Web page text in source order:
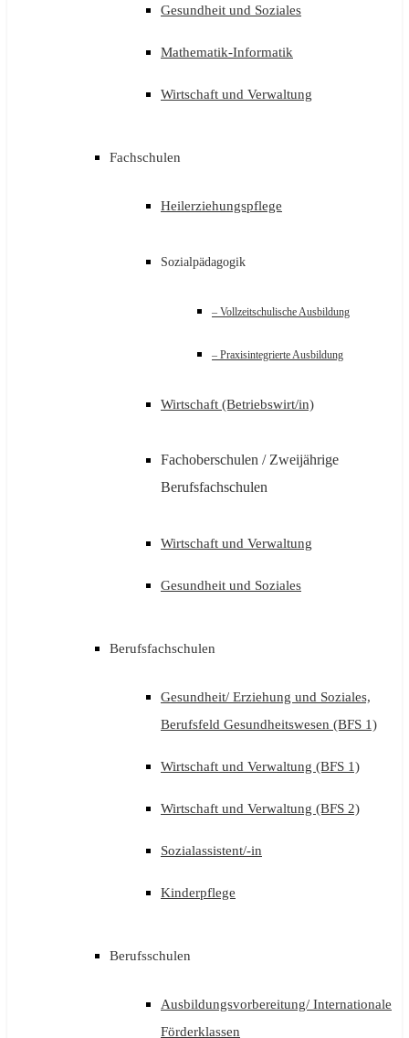
Gesundheit und Soziales
Mathematik-Informatik
Wirtschaft und Verwaltung
Fachschulen
Heilerziehungspflege
Sozialpädagogik
– Vollzeitschulische Ausbildung
– Praxisintegrierte Ausbildung
Wirtschaft (Betriebswirt/in)
Fachoberschulen / Zweijährige
Berufsfachschulen
Wirtschaft und Verwaltung
Gesundheit und Soziales
Berufsfachschulen
Gesundheit/ Erziehung und Soziales,
Berufsfeld Gesundheitswesen (BFS 1)
Wirtschaft und Verwaltung (BFS 1)
Wirtschaft und Verwaltung (BFS 2)
Sozialassistent/-in
Kinderpflege
Berufsschulen
Ausbildungsvorbereitung/ Internationale
Förderklassen